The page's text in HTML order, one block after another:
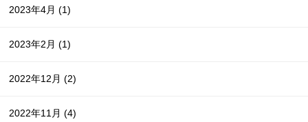
2023年4月(1)
2023年2月(1)
2022年12月(2)
2022年11月(4)